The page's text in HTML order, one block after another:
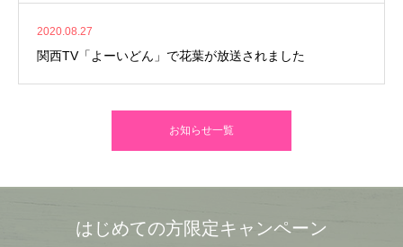
2020.08.27
関西TV「よーいどん」で花葉が放送されました
お知らせ一覧
はじめての方限定キャンペーン